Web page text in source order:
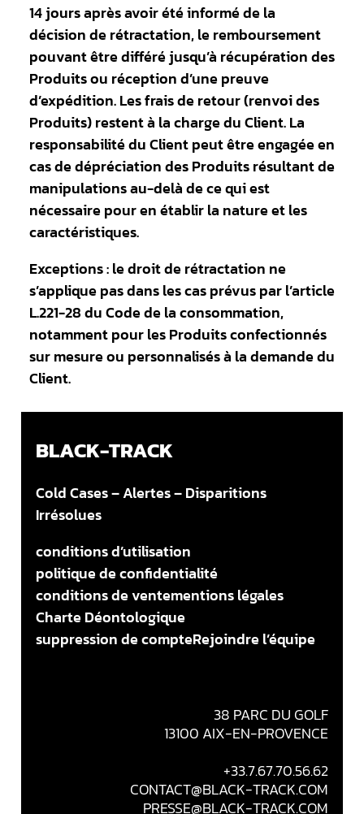
14 jours après avoir été informé de la
décision de rétractation, le remboursement
pouvant être différé jusqu’à récupération des
Produits ou réception d’une preuve
d’expédition. Les frais de retour (renvoi des
Produits) restent à la charge du Client. La
responsabilité du Client peut être engagée en
cas de dépréciation des Produits résultant de
manipulations au-delà de ce qui est
nécessaire pour en établir la nature et les
caractéristiques.
Exceptions : le droit de rétractation ne
s’applique pas dans les cas prévus par l’article
L.221-28 du Code de la consommation,
notamment pour les Produits confectionnés
sur mesure ou personnalisés à la demande du
Client.
BLACK-TRACK
Cold Cases – Alertes – Disparitions
Irrésolues
conditions d’utilisation
politique de confidentialité
conditions de ventementions légales
Charte Déontologique
suppression de compteRejoindre l’équipe
38 PARC DU GOLF
13100 AIX-EN-PROVENCE
+33.7.67.70.56.62
CONTACT@BLACK-TRACK.COM
PRESSE@BLACK-TRACK.COM